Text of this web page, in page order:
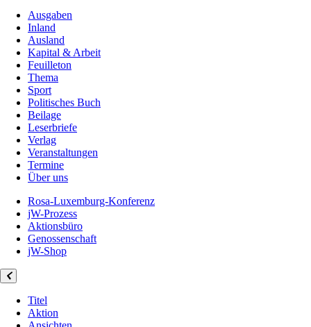
Ausgaben
Inland
Ausland
Kapital & Arbeit
Feuilleton
Thema
Sport
Politisches Buch
Beilage
Leserbriefe
Verlag
Veranstaltungen
Termine
Über uns
Rosa-Luxemburg-Konferenz
jW-Prozess
Aktionsbüro
Genossenschaft
jW-Shop
Titel
Aktion